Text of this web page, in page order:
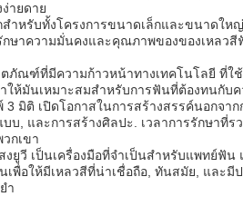
ายดาย
รับทั้งโครงการขนาดเล็กและขนาดให
ษาความมั่นคงและคุณภาพของของเหลว
ภัณฑ์ที่มีความก้าวหน้าทางเทคโนโลยี ที่
ห้มันเหมาะสมสําหรับการฟันที่ต้องทนกับ
ติ เปิดโอกาสในการสร้างสรรค์นอกจา
, และการสร้างศิลปะ. เวลาการรักษาที่
กเขา
ยูวี เป็นเครื่องมือที่จําเป็นสําหรับแพทย์
นเพื่อให้มีเหลวสีที่น่าเชื่อถือ, ทันสมัย, แ
า